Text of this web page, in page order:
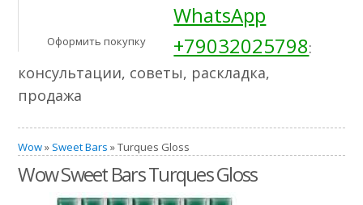
Оформить покупку
WhatsApp
+79032025798:
консультации, советы, раскладка,
продажа
Wow» Sweet Bars » Turques Gloss
Wow Sweet Bars Turques Gloss